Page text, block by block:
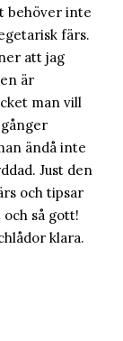
behöver inte
färs.
att jag
är
man vill
ändå inte
Just den
och tipsar
och så gott!
klara.